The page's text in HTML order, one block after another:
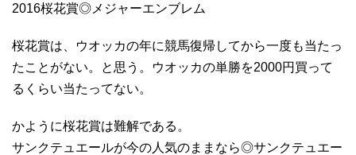
2016桜花賞◎メジャーエンブレム
桜花賞は、ウオッカの年に競馬復帰してから一度も当たっ
たことがない。と思う。ウオッカの単勝を2000円買って
るくらい当たってない。
かように桜花賞は難解である。
サンクテュエールが今の人気のままなら◎サンクテュエー